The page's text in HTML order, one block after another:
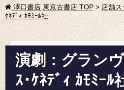
澤口書店 東京古書店 TOP > 店舗
ｹﾈﾃﾞｨ ｶﾓﾐｰﾙ社
演劇：グラン
ｽ･ｹﾈﾃﾞｨ ｶﾓﾐｰﾙ